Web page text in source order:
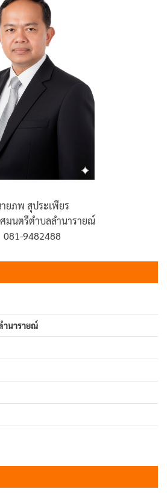
ยภพ สุประเพียร
มนตรีตำบลลำนารายณ์
081-9482488
ำนารายณ์